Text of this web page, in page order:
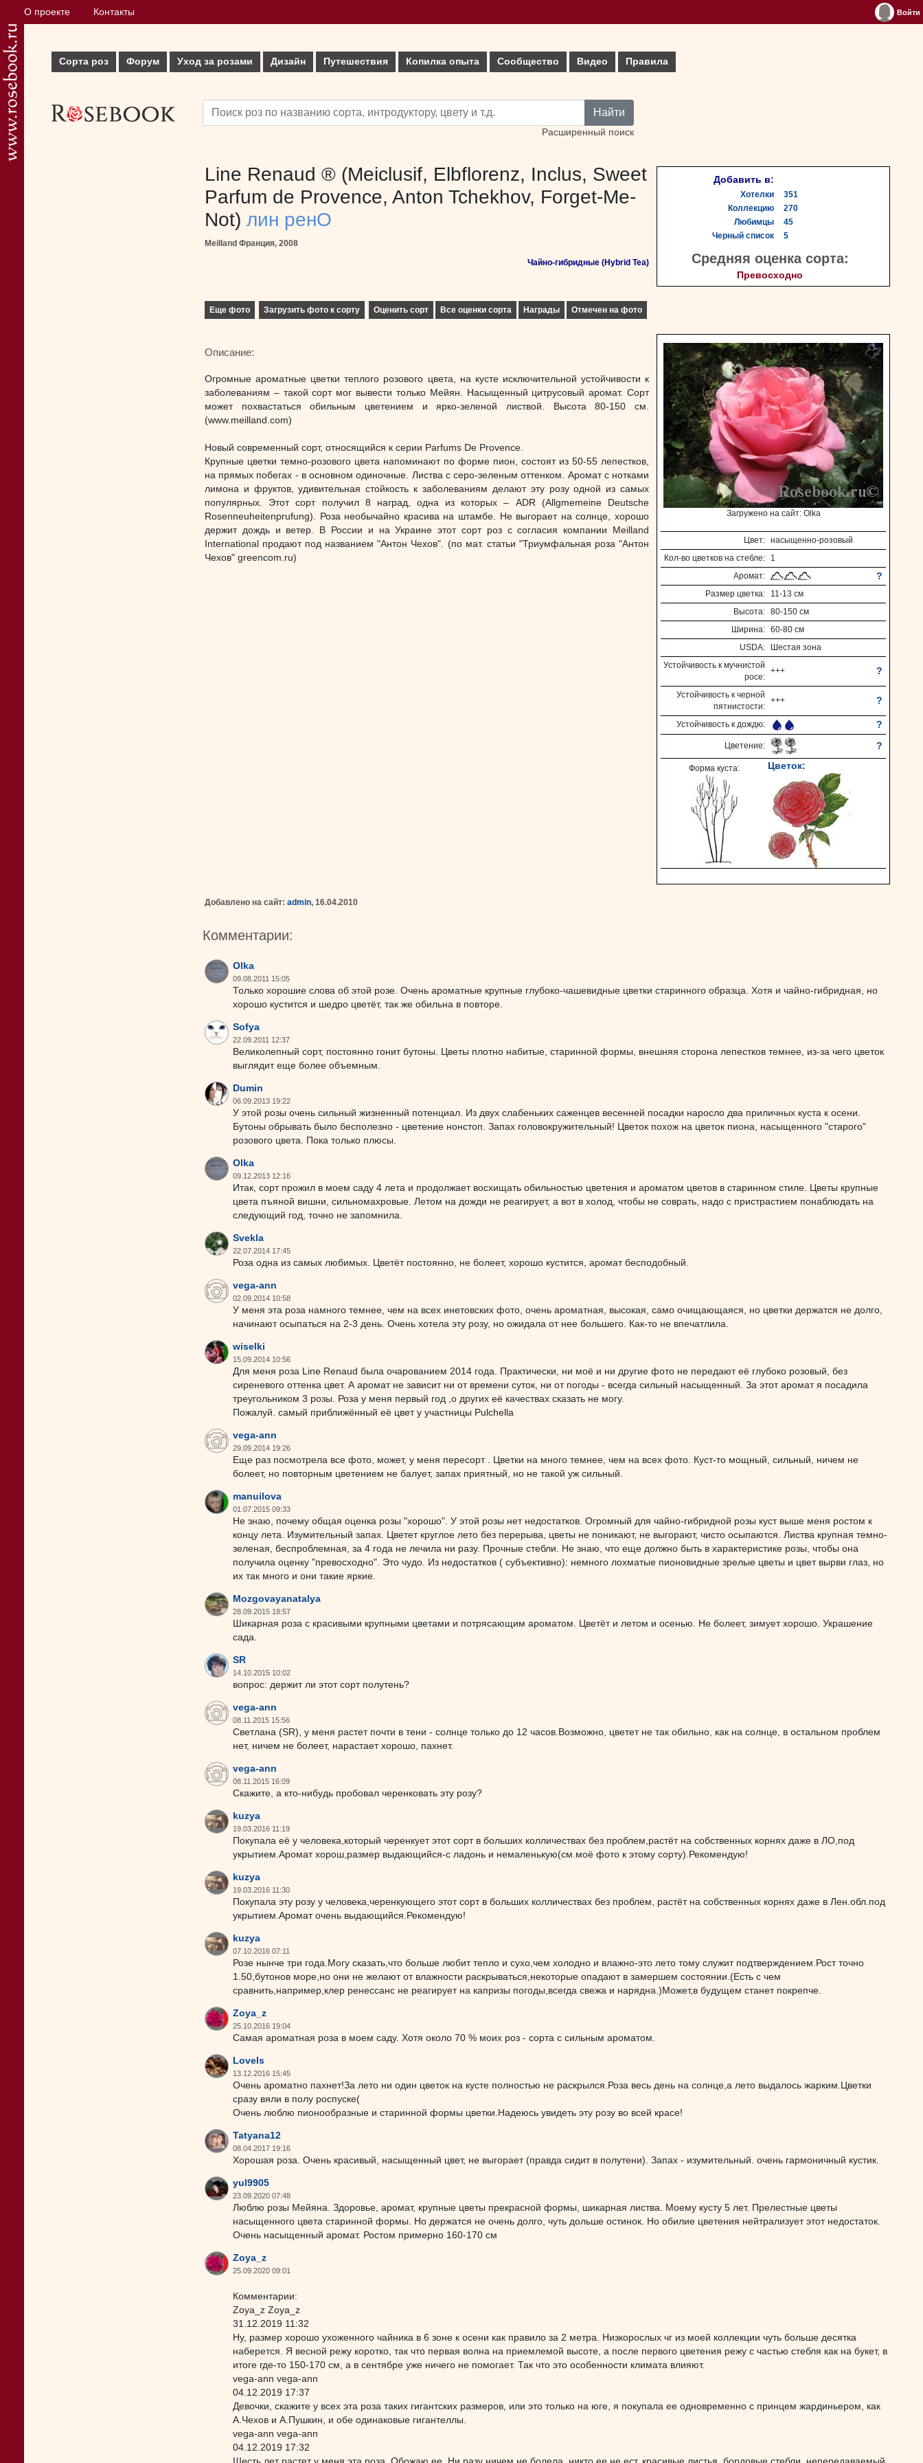
О проекте Контакты Войти
Сорта роз Форум Уход за розами Дизайн Путешествия Копилка опыта Сообщество Видео Правила
Найти
Расширенный поиск
Line Renaud ® (Meiclusif, Elbflorenz, Inclus, Sweet
Parfum de Provence, Anton Tchekhov, Forget-Me-
Not) лин ренО
Meilland Франция, 2008
Чайно-гибридные (Hybrid Tea)
Добавить в:
Хотелки
351
Коллекцию
270
Любимцы
45
Черный список
5
Средняя оценка сорта:
Превосходно
Еще фото Загрузить фото к сорту Оценить сорт Все оценки сорта Награды Отмечен на фото
Описание:
Огромные ароматные цветки теплого розового цвета, на кусте исключительной устойчивости к
заболеваниям – такой сорт мог вывести только Мейян. Насыщенный цитрусовый аромат. Сорт
может похвастаться обильным цветением и ярко-зеленой листвой. Высота 80-150 см.
(www.meilland.com)
Новый современный сорт, относящийся к серии Parfums De Provence.
Крупные цветки темно-розового цвета напоминают по форме пион, состоят из 50-55 лепестков,
на прямых побегах - в основном одиночные. Листва с серо-зеленым оттенком. Аромат с нотками
лимона и фруктов, удивительная стойкость к заболеваниям делают эту розу одной из самых
популярных. Этот сорт получил 8 наград, одна из которых – ADR (Allgmemeine Deutsche
Rosenneuheitenprufung). Роза необычайно красива на штамбе. Не выгорает на солнце, хорошо
держит дождь и ветер. В России и на Украине этот сорт роз с согласия компании Meilland
International продают под названием "Антон Чехов". (по мат. статьи "Триумфальная роза "Антон
Чехов" greencom.ru)
Загружено на сайт: Olka
Цвет: насыщенно-розовый
Кол-во цветков на стебле: 1
Аромат: ?
Размер цветка: 11-13 см
Высота: 80-150 см
Ширина: 60-80 см
USDA: Шестая зона
Устойчивость к мучнистой
росе:
+++ ?
Устойчивость к черной
пятнистости:
+++ ?
Устойчивость к дождю: ?
Цветение: ?
Форма куста: Цветок:
Добавлено на сайт: admin, 16.04.2010
Комментарии:
Olka
09.08.2011 15:05
Только хорошие слова об этой розе. Очень ароматные крупные глубоко-чашевидные цветки старинного образца. Хотя и чайно-гибридная, но
хорошо кустится и шедро цветёт, так же обильна в повторе.
Sofya
22.09.2011 12:37
Великолепный сорт, постоянно гонит бутоны. Цветы плотно набитые, старинной формы, внешняя сторона лепестков темнее, из-за чего цветок
выглядит еще более объемным.
Dumin
06.09.2013 19:22
У этой розы очень сильный жизненный потенциал. Из двух слабеньких саженцев весенней посадки наросло два приличных куста к осени.
Бутоны обрывать было бесполезно - цветение нонстоп. Запах головокружительный! Цветок похож на цветок пиона, насыщенного "старого"
розового цвета. Пока только плюсы.
Olka
09.12.2013 12:16
Итак, сорт прожил в моем саду 4 лета и продолжает восхищать обильностью цветения и ароматом цветов в старинном стиле. Цветы крупные
цвета пъяной вишни, сильномахровые. Летом на дожди не реагирует, а вот в холод, чтобы не соврать, надо с пристрастием понаблюдать на
следующий год, точно не запомнила.
Svekla
22.07.2014 17:45
Роза одна из самых любимых. Цветёт постоянно, не болеет, хорошо кустится, аромат бесподобный.
vega-ann
02.09.2014 10:58
У меня эта роза намного темнее, чем на всех инетовских фото, очень ароматная, высокая, само очищающаяся, но цветки держатся не долго,
начинают осыпаться на 2-3 день. Очень хотела эту розу, но ожидала от нее большего. Как-то не впечатлила.
wiselki
15.09.2014 10:56
Для меня роза Line Renaud была очарованием 2014 года. Практически, ни моё и ни другие фото не передают её глубоко розовый, без
сиреневого оттенка цвет. А аромат не зависит ни от времени суток, ни от погоды - всегда сильный насыщенный. За этот аромат я посадила
треугольником 3 розы. Роза у меня первый год ,о других её качествах сказать не могу.
Пожалуй. самый приближённый её цвет у участницы Pulchella
vega-ann
29.09.2014 19:26
Еще раз посмотрела все фото, может, у меня пересорт . Цветки на много темнее, чем на всех фото. Куст-то мощный, сильный, ничем не
болеет, но повторным цветением не балует, запах приятный, но не такой уж сильный.
manuilova
01.07.2015 09:33
Не знаю, почему общая оценка розы "хорошо". У этой розы нет недостатков. Огромный для чайно-гибридной розы куст выше меня ростом к
концу лета. Изумительный запах. Цветет круглое лето без перерыва, цветы не поникают, не выгорают, чисто осыпаются. Листва крупная темно-
зеленая, беспроблемная, за 4 года не лечила ни разу. Прочные стебли. Не знаю, что еще должно быть в характеристике розы, чтобы она
получила оценку "превосходно". Это чудо. Из недостатков ( субъективно): немного лохматые пионовидные зрелые цветы и цвет вырви глаз, но
их так много и они такие яркие.
Mozgovayanatalya
28.09.2015 18:57
Шикарная роза с красивыми крупными цветами и потрясающим ароматом. Цветёт и летом и осенью. Не болеет, зимует хорошо. Украшение
сада.
SR
14.10.2015 10:02
вопрос: держит ли этот сорт полутень?
vega-ann
08.11.2015 15:56
Светлана (SR), у меня растет почти в тени - солнце только до 12 часов.Возможно, цветет не так обильно, как на солнце, в остальном проблем
нет, ничем не болеет, нарастает хорошо, пахнет.
vega-ann
08.11.2015 16:09
Скажите, а кто-нибудь пробовал черенковать эту розу?
kuzya
19.03.2016 11:19
Покупала её у человека,который черенкует этот сорт в больших колличествах без проблем,растёт на собственных корнях даже в ЛО,под
укрытием.Аромат хорош,размер выдающийся-с ладонь и немаленькую(см.моё фото к этому сорту).Рекомендую!
kuzya
19.03.2016 11:30
Покупала эту розу у человека,черенкующего этот сорт в больших колличествах без проблем, растёт на собственных корнях даже в Лен.обл.под
укрытием.Аромат очень выдающийся.Рекомендую!
kuzya
07.10.2016 07:11
Розе нынче три года.Могу сказать,что больше любит тепло и сухо,чем холодно и влажно-это лето тому служит подтверждением.Рост точно
1.50,бутонов море,но они не желают от влажности раскрываться,некоторые опадают в замершем состоянии.(Есть с чем
сравнить,например,клер ренессанс не реагирует на капризы погоды,всегда свежа и нарядна.)Может,в будущем станет покрепче.
Zoya_z
25.10.2016 19:04
Самая ароматная роза в моем саду. Хотя около 70 % моих роз - сорта с сильным ароматом.
LoveIs
13.12.2016 15:45
Очень ароматно пахнет!За лето ни один цветок на кусте полностью не раскрылся.Роза весь день на солнце,а лето выдалось жарким.Цветки
сразу вяли в полу роспуске(
Очень люблю пионообразные и старинной формы цветки.Надеюсь увидеть эту розу во всей красе!
Tatyana12
08.04.2017 19:16
Хорошая роза. Очень красивый, насыщенный цвет, не выгорает (правда сидит в полутени). Запах - изумительный. очень гармоничный кустик.
yul9905
23.09.2020 07:48
Люблю розы Мейяна. Здоровье, аромат, крупные цветы прекрасной формы, шикарная листва. Моему кусту 5 лет. Прелестные цветы
насыщенного цвета старинной формы. Но держатся не очень долго, чуть дольше остинок. Но обилие цветения нейтрализует этот недостаток.
Очень насыщенный аромат. Ростом примерно 160-170 см
Zoya_z
25.09.2020 09:01
Комментарии:
Zoya_z Zoya_z
31.12.2019 11:32
Ну, размер хорошо ухоженного чайника в 6 зоне к осени как правило за 2 метра. Низкорослых чг из моей коллекции чуть больше десятка
наберется. Я весной режу коротко, так что первая волна на приемлемой высоте, а после первого цветения режу с частью стебля как на букет, в
итоге где-то 150-170 см, а в сентябре уже ничего не помогает. Так что это особенности климата влияют.
vega-ann vega-ann
04.12.2019 17:37
Девочки, скажите у всех эта роза таких гигантских размеров, или это только на юге, я покупала ее одновременно с принцем жардиньером, как
А.Чехов и А.Пушкин, и обе одинаковые гигантеллы.
vega-ann vega-ann
04.12.2019 17:32